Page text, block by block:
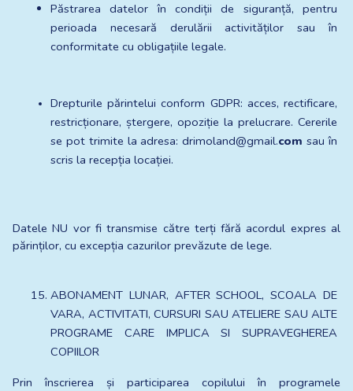
Păstrarea datelor în condiții de siguranță, pentru
perioada necesară derulării activităților sau în
conformitate cu obligațiile legale.
Drepturile părintelui conform GDPR: acces, rectificare,
restricționare, ștergere, opoziție la prelucrare. Cererile
se pot trimite la adresa: drimoland@gmail.com sau în
scris la recepția locației.
Datele NU vor fi transmise către terți fără acordul expres al
părinților, cu excepția cazurilor prevăzute de lege.
ABONAMENT LUNAR, AFTER SCHOOL, SCOALA DE
VARA, ACTIVITATI, CURSURI SAU ATELIERE SAU ALTE
PROGRAME CARE IMPLICA SI SUPRAVEGHEREA
COPIILOR
Prin înscrierea și participarea copilului în programele